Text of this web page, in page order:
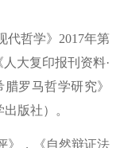
代哲学》2017年第
人大复印报刊资料·
罗马哲学研究》
版社）。
》，《自然辩证法